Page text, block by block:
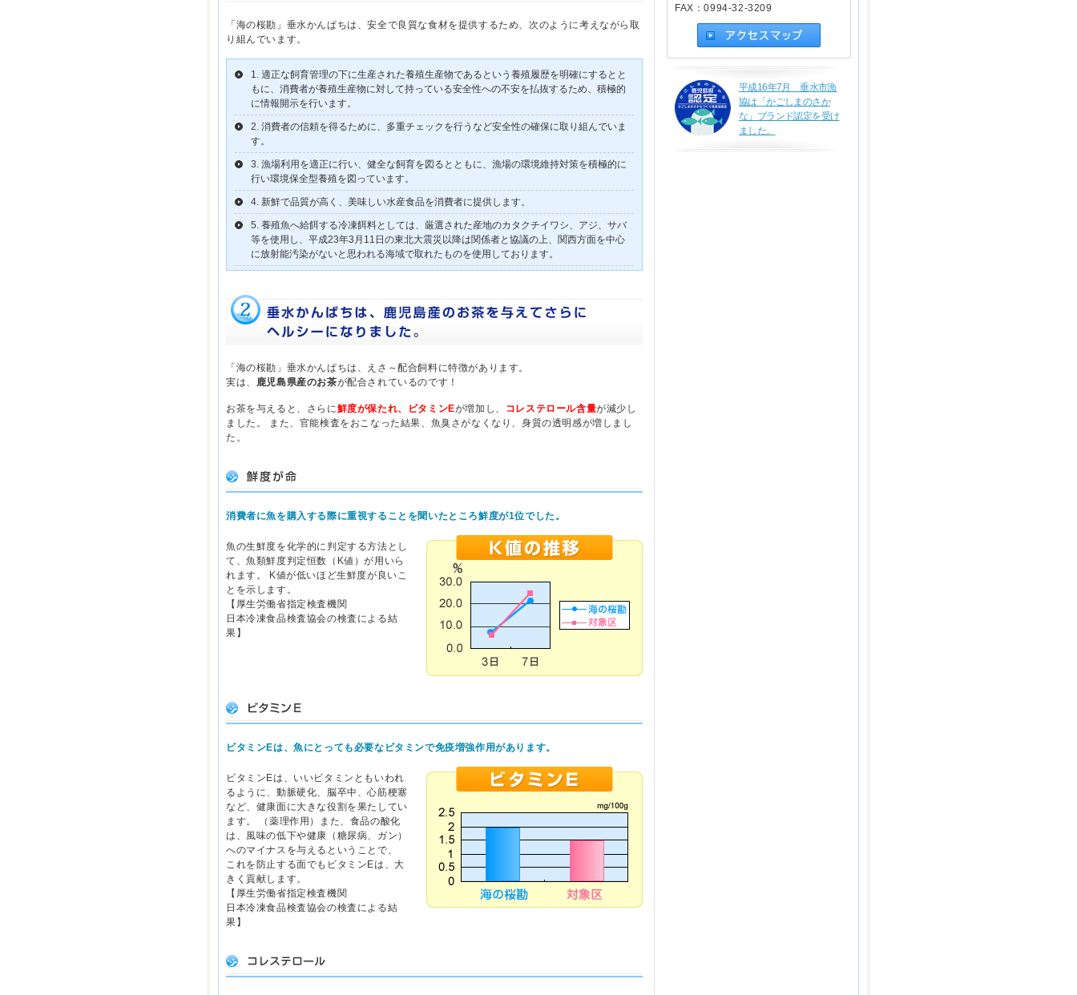
「海の桜勘」垂水かんぱちは、安全で良質な食材を提供するため、次のように考えながら取
り組んでいます。
適正な飼育管理の下に生産された養殖生産物であるという養殖履歴を明確にするとと
もに、消費者が養殖生産物に対して持っている安全性への不安を払抜するため、積極的
に情報開示を行います。
消費者の信頼を得るために、多重チェックを行うなど安全性の確保に取り組んでいま
す。
漁場利用を適正に行い、健全な飼育を図るとともに、漁場の環境維持対策を積極的に
行い環境保全型養殖を図っています。
新鮮で品質が高く、美味しい水産食品を消費者に提供します。
養殖魚へ給餌する冷凍餌料としては、厳選された産地のカタクチイワシ、アジ、サバ
等を使用し、平成23年3月11日の東北大震災以降は関係者と協議の上、関西方面を中心
に放射能汚染がないと思われる海域で取れたものを使用しております。
「海の桜勘」垂水かんぱちは、えさ～配合飼料に特徴があります。
実は、 鹿児島県産のお茶が配合されているのです！
お茶を与えると、さらに鮮度が保たれ、ビタミンEが増加し、 コレステロール含量が減少し
ました。 また、官能検査をおこなった結果、魚臭さがなくなり、身質の透明感が増しまし
た。
消費者に魚を購入する際に重視することを聞いたところ鮮度が1位でした。
魚の生鮮度を化学的に判定する方法とし
て、魚類鮮度判定恒数（K値）が用いら
れます。 K値が低いほど生鮮度が良いこ
とを示します。
【厚生労働省指定検査機関
日本冷凍食品検査協会の検査による結
果】
ビタミンEは、魚にとっても必要なビタミンで免疫増強作用があります。
ビタミンEは、いいビタミンともいわれ
るように、動脈硬化、脳卒中、心筋梗塞
など、健康面に大きな役割を果たしてい
ます。 （薬理作用）また、食品の酸化
は、風味の低下や健康（糖尿病、ガン）
へのマイナスを与えるということで、
これを防止する面でもビタミンEは、大
きく貢献します。
【厚生労働省指定検査機関
日本冷凍食品検査協会の検査による結
果】
FAX：0994-32-3209
平成16年7月 垂水市漁
協は「かごしまのさか
な」ブランド認定を受け
ました。